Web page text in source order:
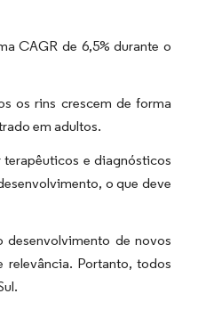
CAGR de 6,5% durante o
os rins crescem de forma
em adultos.
terapêuticos e diagnósticos
o que deve
de novos
Portanto, todos